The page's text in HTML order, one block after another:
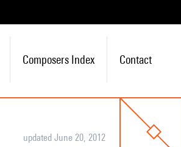
Composers Index Contact
updated June 20, 2012